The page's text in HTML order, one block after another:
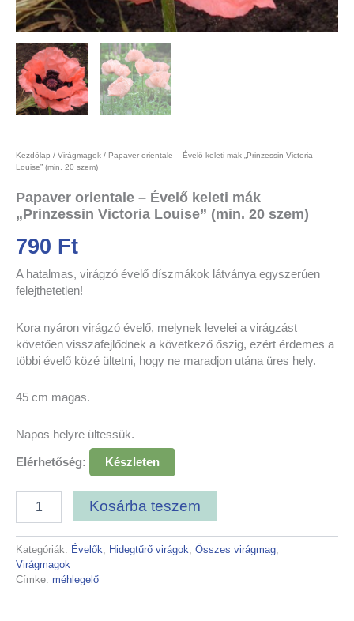
Kezdőlap / Virágmagok / Papaver orientale – Évelő keleti mák „Prinzessin Victoria
Louise” (min. 20 szem)
Papaver orientale – Évelő keleti mák
„Prinzessin Victoria Louise” (min. 20 szem)
790 Ft
A hatalmas, virágzó évelő díszmákok látványa egyszerúen
felejthetetlen!
Kora nyáron virágzó évelő, melynek levelei a virágzást
követően visszafejlődnek a következő őszig, ezért érdemes a
többi évelő közé ültetni, hogy ne maradjon utána üres hely.
45 cm magas.
Napos helyre ültessük.
Elérhetőség: Készleten
Kosárba teszem
Kategóriák: Évelők, Hidegtűrő virágok, Összes virágmag,
Virágmagok
Címke: méhlegelő